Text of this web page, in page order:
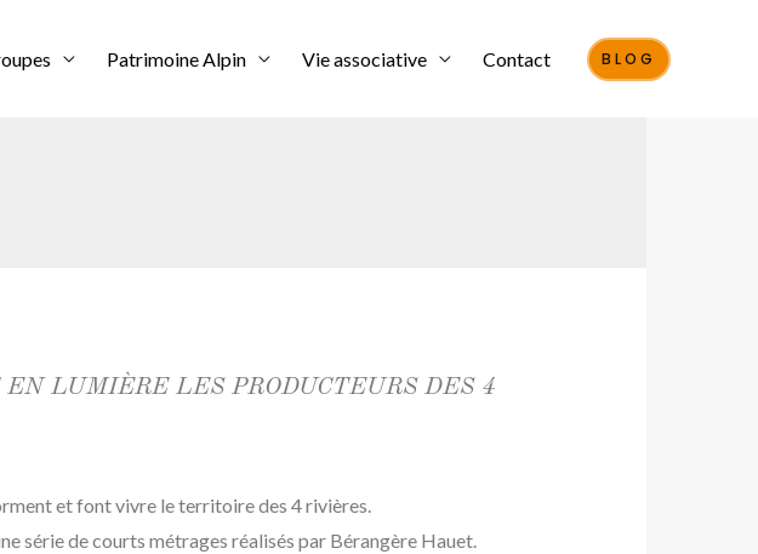
Patrimoine Alpin Vie associative Contact BLOG
LUMIÈRE LES PRODUCTEURS DES 4
et font vivre le territoire des 4 rivières.
série de courts métrages réalisés par Bérangère Hauet.